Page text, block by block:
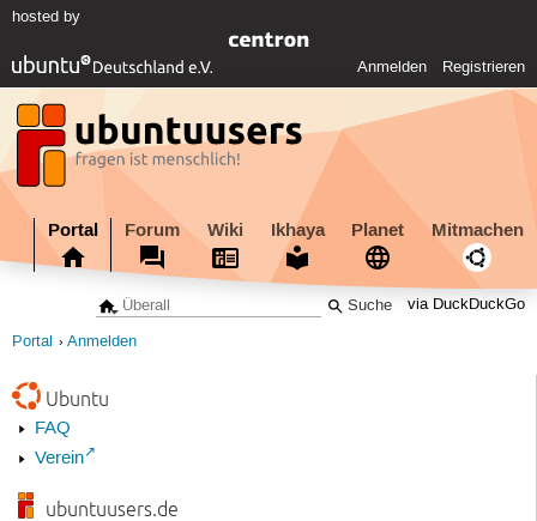
hosted by
Anmelden Registrieren
Portal Forum Wiki Ikhaya Planet Mitmachen
via DuckDuckGo
Portal Anmelden
Ubuntu
FAQ
Verein
ubuntuusers.de